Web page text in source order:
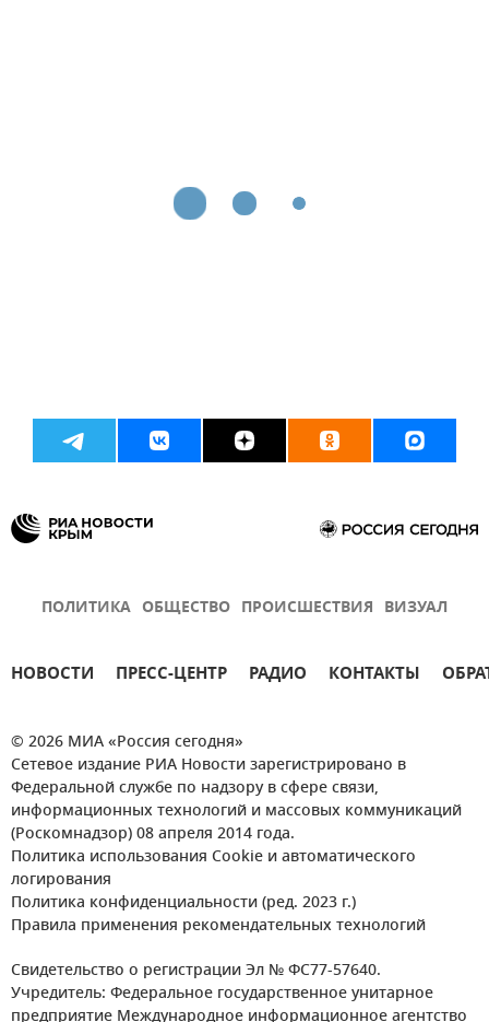
ПОЛИТИКА ОБЩЕСТВО ПРОИСШЕСТВИЯ ВИЗУАЛ
НОВОСТИ ПРЕСС-ЦЕНТР РАДИО КОНТАКТЫ
© 2026 МИА «Россия сегодня»
Сетевое издание РИА Новости зарегистрировано в
Федеральной службе по надзору в сфере связи,
информационных технологий и массовых коммуникаций
(Роскомнадзор) 08 апреля 2014 года.
Политика использования Cookie и автоматического
логирования
Политика конфиденциальности (ред. 2023 г.)
Правила применения рекомендательных технологий
Свидетельство о регистрации Эл № ФС77-57640.
Учредитель: Федеральное государственное унитарное